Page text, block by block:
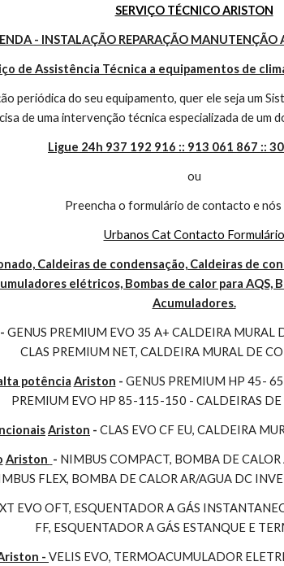
SERVIÇO TÉCNICO ARISTON
- INSTALAÇÃO REPARAÇÃO MANUTENÇÃO
de Assistência Técnica a equipamentos de
periódica do seu equipamento, quer ele seja um
de uma intervenção técnica especializada de um
Ligue 24h 937 192 916 :: 913 061 867 ::
ou
Preencha o formulário de contacto e nós
Urbanos Cat Contacto Formulário
Caldeiras de condensação, Caldeiras de
elétricos, Bombas de calor para AQS,
Acumuladores.
- GENUS PREMIUM EVO 35 A+ CALDEIRA MURAL
CLAS PREMIUM NET, CALDEIRA MURAL DE
potência Ariston - GENUS PREMIUM HP 45-
PREMIUM EVO HP 85-115-150 - CALDEIRAS DE
Ariston - CLAS EVO CF EU, CALDEIRA
Ariston - NIMBUS COMPACT, BOMBA DE
FLEX, BOMBA DE CALOR AR/AGUA DC
EVO OFT, ESQUENTADOR A GÁS
FF, ESQUENTADOR A GÁS ESTANQUE E
- VELIS EVO, TERMOACUMULADOR